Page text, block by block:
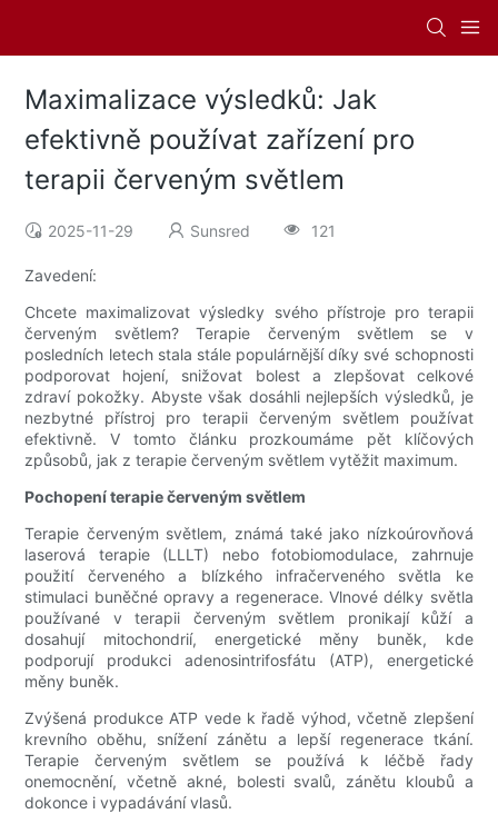
Maximalizace výsledků: Jak
efektivně používat zařízení pro
terapii červeným světlem
2025-11-29 Sunsred 121
Zavedení:
Chcete maximalizovat výsledky svého přístroje pro terapii
červeným světlem? Terapie červeným světlem se v
posledních letech stala stále populárnější díky své schopnosti
podporovat hojení, snižovat bolest a zlepšovat celkové
zdraví pokožky. Abyste však dosáhli nejlepších výsledků, je
nezbytné přístroj pro terapii červeným světlem používat
efektivně. V tomto článku prozkoumáme pět klíčových
způsobů, jak z terapie červeným světlem vytěžit maximum.
Pochopení terapie červeným světlem
Terapie červeným světlem, známá také jako nízkoúrovňová
laserová terapie (LLLT) nebo fotobiomodulace, zahrnuje
použití červeného a blízkého infračerveného světla ke
stimulaci buněčné opravy a regenerace. Vlnové délky světla
používané v terapii červeným světlem pronikají kůží a
dosahují mitochondrií, energetické měny buněk, kde
podporují produkci adenosintrifosfátu (ATP), energetické
měny buněk.
Zvýšená produkce ATP vede k řadě výhod, včetně zlepšení
krevního oběhu, snížení zánětu a lepší regenerace tkání.
Terapie červeným světlem se používá k léčbě řady
onemocnění, včetně akné, bolesti svalů, zánětu kloubů a
dokonce i vypadávání vlasů.